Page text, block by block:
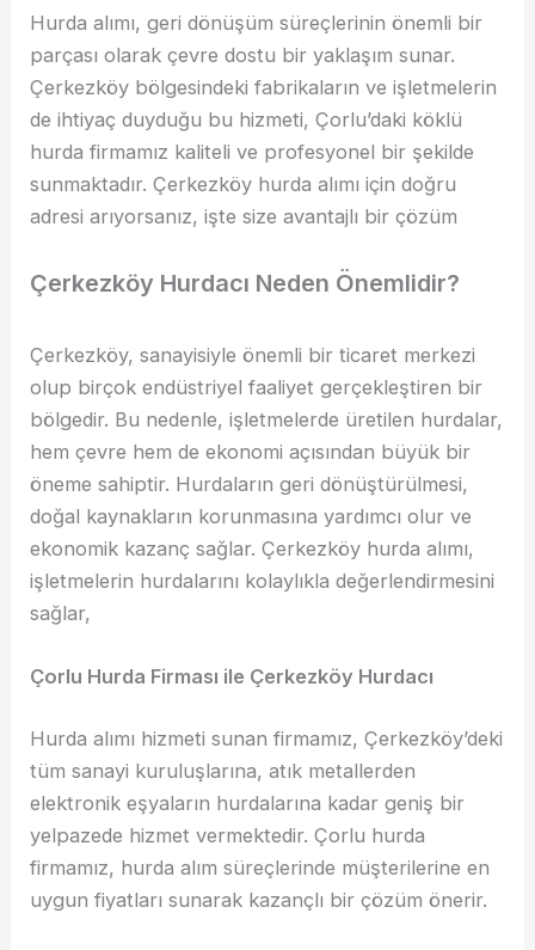
Hurda alımı, geri dönüşüm süreçlerinin önemli bir
parçası olarak çevre dostu bir yaklaşım sunar.
Çerkezköy bölgesindeki fabrikaların ve işletmelerin
de ihtiyaç duyduğu bu hizmeti, Çorlu’daki köklü
hurda firmamız kaliteli ve profesyonel bir şekilde
sunmaktadır. Çerkezköy hurda alımı için doğru
adresi arıyorsanız, işte size avantajlı bir çözüm
Çerkezköy Hurdacı Neden Önemlidir?
Çerkezköy, sanayisiyle önemli bir ticaret merkezi
olup birçok endüstriyel faaliyet gerçekleştiren bir
bölgedir. Bu nedenle, işletmelerde üretilen hurdalar,
hem çevre hem de ekonomi açısından büyük bir
öneme sahiptir. Hurdaların geri dönüştürülmesi,
doğal kaynakların korunmasına yardımcı olur ve
ekonomik kazanç sağlar. Çerkezköy hurda alımı,
işletmelerin hurdalarını kolaylıkla değerlendirmesini
sağlar,
Çorlu Hurda Firması ile Çerkezköy Hurdacı
Hurda alımı hizmeti sunan firmamız, Çerkezköy’deki
tüm sanayi kuruluşlarına, atık metallerden
elektronik eşyaların hurdalarına kadar geniş bir
yelpazede hizmet vermektedir. Çorlu hurda
firmamız, hurda alım süreçlerinde müşterilerine en
uygun fiyatları sunarak kazançlı bir çözüm önerir.